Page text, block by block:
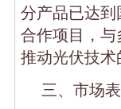
分产品已达
合作项目，
推动光伏技术
三、市场